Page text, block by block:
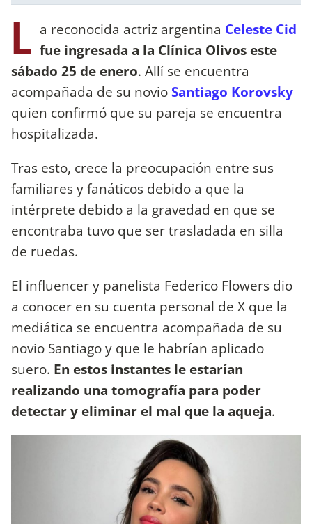
L a reconocida actriz argentina Celeste Cid
fue ingresada a la Clínica Olivos este
sábado 25 de enero. Allí se encuentra
acompañada de su novioSantiago Korovsky
quien confirmó que su pareja se encuentra
hospitalizada.
Tras esto, crece la preocupación entre sus
familiares y fanáticos debido a que la
intérprete debido a la gravedad en que se
encontraba tuvo que ser trasladada en silla
de ruedas.
El influencer y panelista Federico Flowers dio
a conocer en su cuenta personal de X que la
mediática se encuentra acompañada de su
novio Santiago y que le habrían aplicado
suero. En estos instantes le estarían
realizando una tomografía para poder
detectar y eliminar el mal que la aqueja.